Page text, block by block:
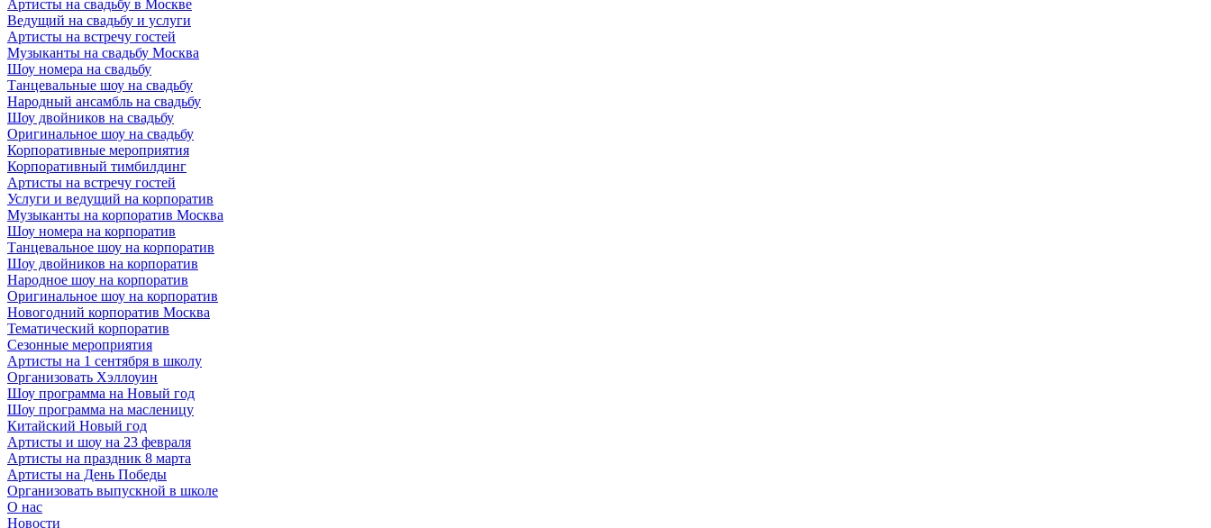
Артисты на свадьбу в Москве
Ведущий на свадьбу и услуги
Артисты на встречу гостей
Музыканты на свадьбу Москва
Шоу номера на свадьбу
Танцевальные шоу на свадьбу
Народный ансамбль на свадьбу
Шоу двойников на свадьбу
Оригинальное шоу на свадьбу
Корпоративные мероприятия
Корпоративный тимбилдинг
Артисты на встречу гостей
Услуги и ведущий на корпоратив
Музыканты на корпоратив Москва
Шоу номера на корпоратив
Танцевальное шоу на корпоратив
Шоу двойников на корпоратив
Народное шоу на корпоратив
Оригинальное шоу на корпоратив
Новогодний корпоратив Москва
Тематический корпоратив
Сезонные мероприятия
Артисты на 1 сентября в школу
Организовать Хэллоуин
Шоу программа на Новый год
Шоу программа на масленицу
Китайский Новый год
Артисты и шоу на 23 февраля
Артисты на праздник 8 марта
Артисты на День Победы
Организовать выпускной в школе
О нас
Новости